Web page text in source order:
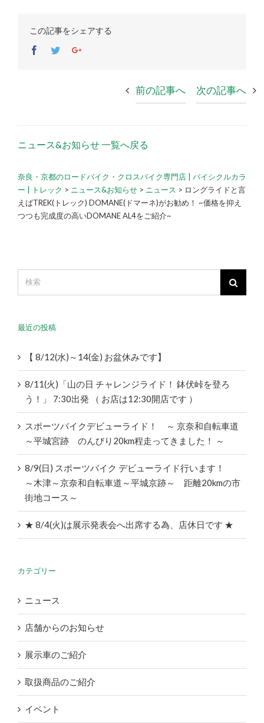
この記事をシェアする
Facebook
TwitterGoogle+
前の記事へ 次の記事へ
ニュース&お知らせ 一覧へ戻る
奈良・京都のロードバイク・クロスバイク専門店 | バイシクルカラ
ー | トレック > ニュース&お知らせ > ニュース > ロングライドと言
えばTREK(トレック) DOMANE(ドマーネ)がお勧め！ ~価格を抑え
つつも完成度の高いDOMANE AL4をご紹介~
最近の投稿
【 8/12(水)～14(金) お盆休みです】
8/11(火)「山の日 チャレンジライド！ 鉢伏峠を登ろ
う！」 7:30出発 （ お店は12:30開店です ）
スポーツバイクデビューライド！ ～ 京奈和自転車道
～平城宮跡 のんびり20km程走ってきました！ ～
8/9(日) スポーツバイク デビューライド行います！
～木津～京奈和自転車道～平城京跡～ 距離20kmの市
街地コース～
★ 8/4(火)は展示発表会へ出席する為、店休日です ★
カテゴリー
ニュース
店舗からのお知らせ
展示車のご紹介
取扱商品のご紹介
イベント